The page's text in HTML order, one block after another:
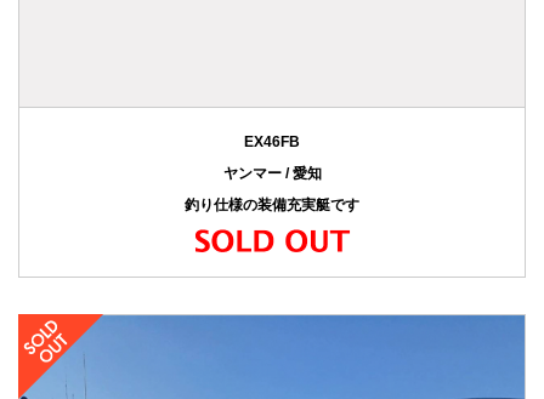
EX46FB
ヤンマー / 愛知
釣り仕様の装備充実艇です